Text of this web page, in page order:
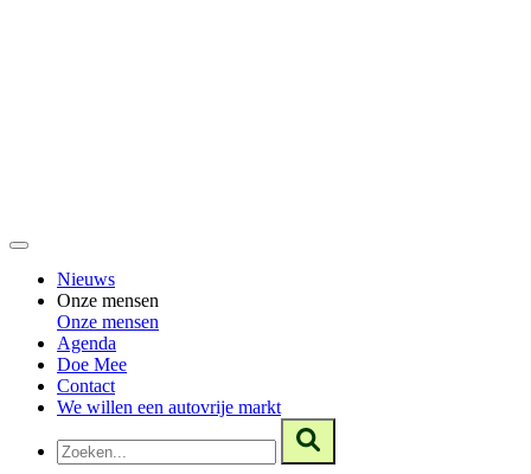
Nieuws
Onze mensen
Onze mensen
Agenda
Doe Mee
Contact
We willen een autovrije markt